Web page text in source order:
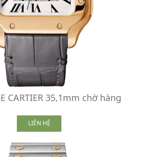
CARTIER 35,1mm chờ hàng
LIÊN HỆ